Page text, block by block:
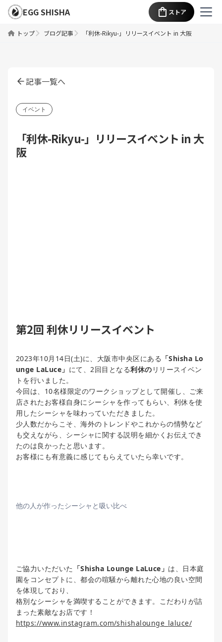
EGG SHISHA ストア
トップ ブログ記事 「利休-Rikyu-」リリースイベント in 大阪
記事一覧へ
イベント
「利休-Rikyu-」リリースイベント in 大
阪
第2回 利休リリースイベント
2023年10月14日(土)に、大阪市中央区にある 「Shisha Lo
unge LaLuce」 にて、2回目となる利休の リリースイベン
トを行いました。
今回は、10名様限定のワークショップとして開催し、ご来
店されたお客様自身にシーシャを作ってもらい、利休を使
用したシーシャを味わっていただきました。
少人数だからこそ、海外のトレンドやこれからの情勢など
も交えながら、シーシャに関する説明を細かくお伝えでき
たのは良かったと思います。
お客様にも有意義に感じてもらえていたら幸いです。
他の人が作ったシーシャと吸い比べ
ご協力いただいた 「Shisha Lounge LaLuce」 は、日本庭
園をコンセプトに、都会の喧騒から離れた心地の良い空間
を体現しており、
格別なシーシャを満喫することができます。こだわりが詰
まった素敵なお店です！
https://www.instagram.com/shishalounge_laluce/